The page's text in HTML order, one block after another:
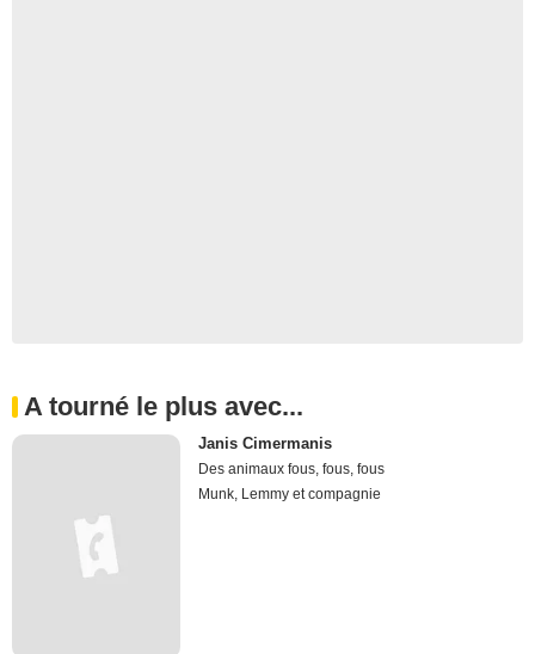
A tourné le plus avec...
Janis Cimermanis
Des animaux fous, fous, fous
Munk, Lemmy et compagnie